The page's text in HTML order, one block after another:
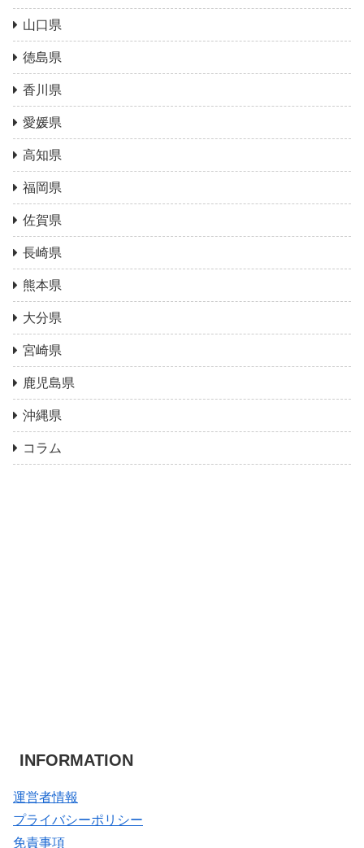
山口県
徳島県
香川県
愛媛県
高知県
福岡県
佐賀県
長崎県
熊本県
大分県
宮崎県
鹿児島県
沖縄県
コラム
INFORMATION
運営者情報
プライバシーポリシー
免責事項